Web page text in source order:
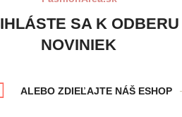
SA K ODBERU
NOVINIEK
ALEBO ZDIEĽAJTE NÁŠ ESHOP